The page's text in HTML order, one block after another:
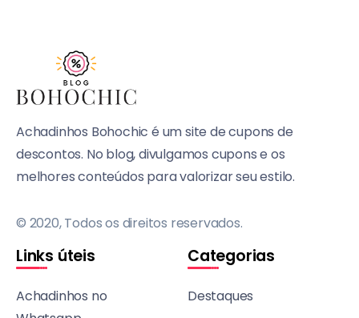
Achadinhos Bohochic é um site de cupons de
descontos. No blog, divulgamos cupons e os
melhores conteúdos para valorizar seu estilo.
© 2020, Todos os direitos reservados.
Links úteis
Achadinhos no
Categorias
Destaques